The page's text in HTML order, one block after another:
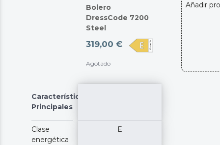
Bolero
DressCode 7200
Steel
319,00 €
Agotado
Añadir
Características
Principales
Clase
energética
E